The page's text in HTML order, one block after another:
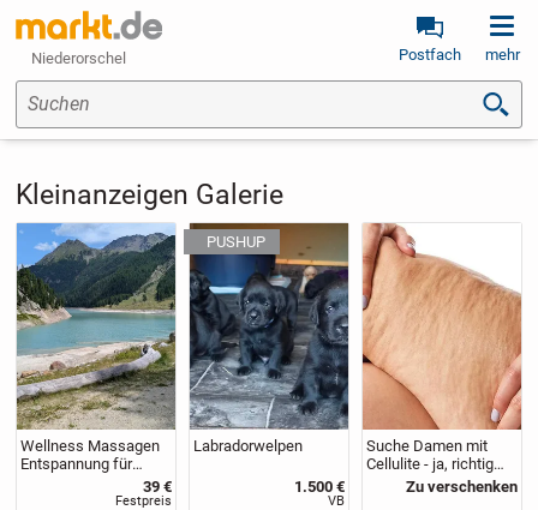
Niederorschel Postfach mehr
Suchen
Kleinanzeigen Galerie
Wellness Massagen
Entspannung für
Körper, Geist &Seele39 €
Festpreis
Labradorwelpen
1.500 €
VB
Suche Damen mit
Cellulite - ja, richtig
gelesen!Zu verschenken